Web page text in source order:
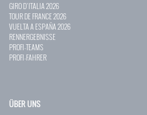
GIRO D`ITALIA 2026
TOUR DE FRANCE 2026
VUELTA A ESPAÑA 2026
RENNERGEBNISSE
PROFI-TEAMS
PROFI-FAHRER
ÜBER UNS